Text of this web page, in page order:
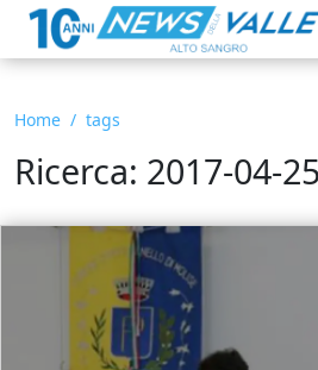
Home tags
Ricerca: 2017-04-25